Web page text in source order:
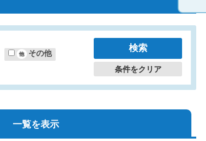
その他
条件をクリア
一覧を表示